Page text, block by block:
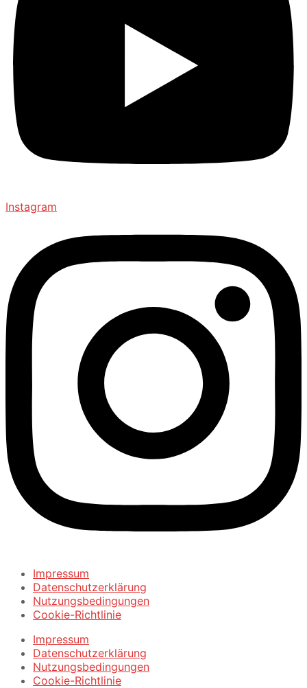
Instagram
Impressum
Datenschutzerklärung
Nutzungsbedingungen
Cookie-Richtlinie
Impressum
Datenschutzerklärung
Nutzungsbedingungen
Cookie-Richtlinie